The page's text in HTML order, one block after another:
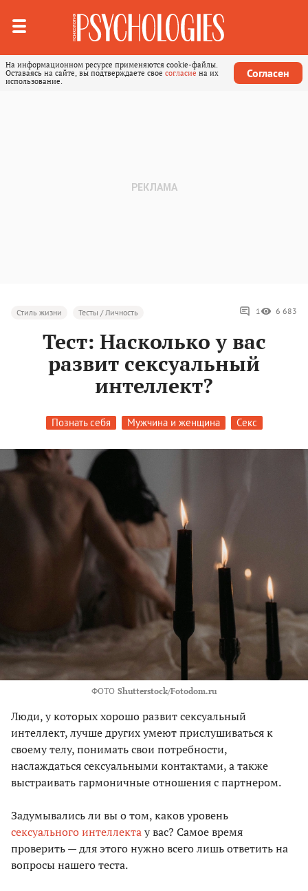
На информационном ресурсе применяются cookie-файлы.
Оставаясь на сайте, вы подтверждаете свое согласие на их
использование.
Согласен
Стиль жизни Тесты / Личность 1 6 683
Тест: Насколько у вас
развит сексуальный
интеллект?
Познать себя Мужчина и женщина Секс
ФОТО Shutterstock/Fotodom.ru
Люди, у которых хорошо развит сексуальный
интеллект, лучше других умеют прислушиваться к
своему телу, понимать свои потребности,
наслаждаться сексуальными контактами, а также
выстраивать гармоничные отношения с партнером.
Задумывались ли вы о том, каков уровень
сексуального интеллектау вас? Самое время
проверить — для этого нужно всего лишь ответить на
вопросы нашего теста.